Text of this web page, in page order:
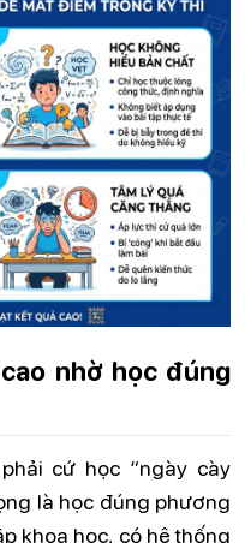
nhờ học đúng
cứ học “ngày cày
là học đúng phương
khoa học, có hệ thống